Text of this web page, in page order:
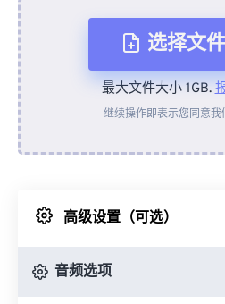
选择文件
从设备
来自
最大文件大小 1GB.
继续操作即表示您同意我
高级设置（可选）
音频选项